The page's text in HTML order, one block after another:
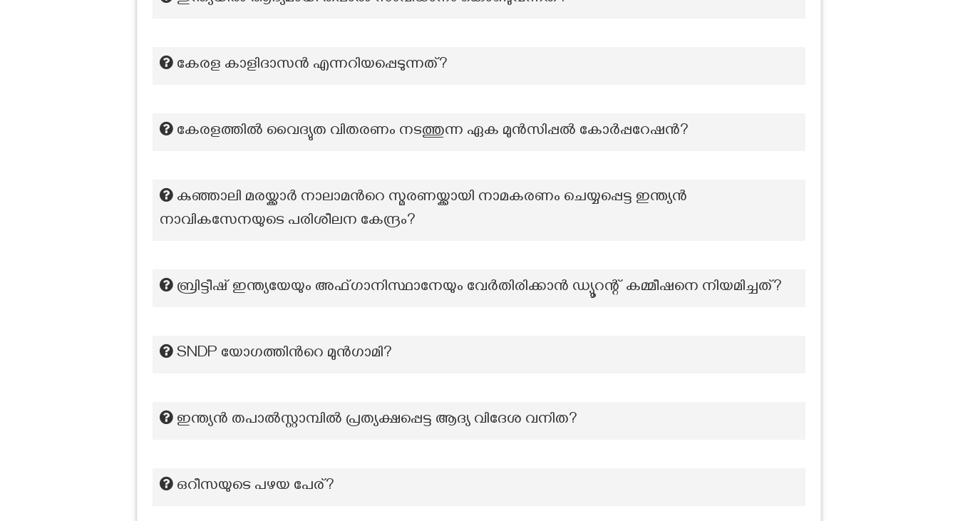
കേരള കാളിദാസൻ എന്നറിയപ്പെടുന്നത്?
കേരളത്തിൽ വൈദ്യുത വിതരണം നടത്തുന്ന ഏക മുൻസിപ്പൽ കോർപ്പറേഷൻ?
കുഞ്ഞാലി മരയ്ക്കാർ നാലാമന്‍റെ സ്മരണയ്ക്കായി നാമകരണം ചെയ്യപ്പെട്ട ഇന്ത്യൻ
നാവികസേനയുടെ പരിശീലന കേന്ദ്രം?
ബ്രിട്ടീഷ് ഇന്ത്യയേയും അഫ്ഗാനിസ്ഥാനേയും വേർതിരിക്കാൻ ഡ്യൂറന്റ് കമ്മീഷനെ നിയമിച്ചത്?
SNDP യോഗത്തിൻറെ മുൻഗാമി?
ഇന്ത്യൻ തപാൽസ്റ്റാമ്പിൽ പ്രത്യക്ഷപ്പെട്ട ആദ്യ വിദേശ വനിത?
ഒറീസയുടെ പഴയ പേര്?